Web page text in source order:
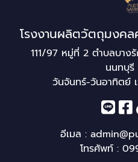
โรงงานผลิตวัตถุมงค
111/97 หมู่ที่ 2 ตำบลบาง
นนทบุรี
วันจันทร์-วันอาทิตย์
อีเมล :
โทรศัพท์ :